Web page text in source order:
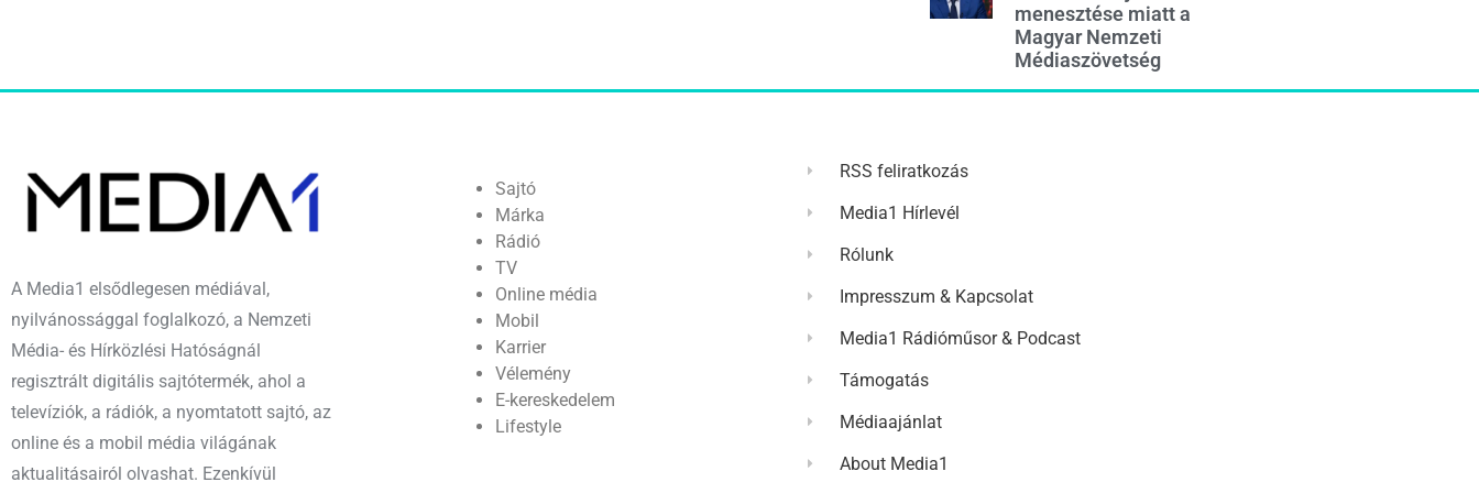
menesztése miatt a
Magyar Nemzeti
Médiaszövetség
A Media1 elsődlegesen médiával,
nyilvánossággal foglalkozó, a Nemzeti
Média- és Hírközlési Hatóságnál
regisztrált digitális sajtótermék, ahol a
televíziók, a rádiók, a nyomtatott sajtó, az
online és a mobil média világának
aktualitásairól olvashat. Ezenkívül
Sajtó
Márka
Rádió
TV
Online média
Mobil
Karrier
Vélemény
E-kereskedelem
Lifestyle
RSS feliratkozás
Media1 Hírlevél
Rólunk
Impresszum & Kapcsolat
Media1 Rádióműsor & Podcast
Támogatás
Médiaajánlat
About Media1